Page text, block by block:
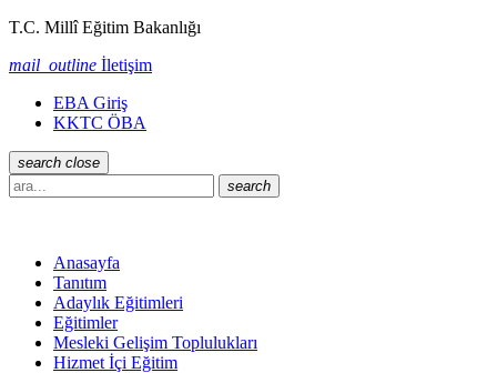
T.C. Millî Eğitim Bakanlığı
mail_outline İletişim
EBA Giriş
KKTC ÖBA
search close
search
Anasayfa
Tanıtım
Adaylık Eğitimleri
Eğitimler
Mesleki Gelişim Toplulukları
Hizmet İçi Eğitim